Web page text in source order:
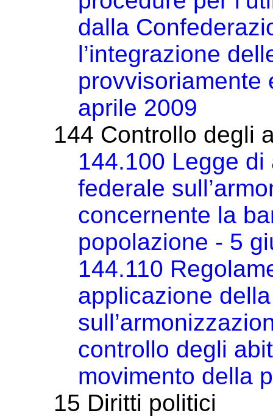
dalla
l’integrazione
provvisoriamente
aprile 2009
144 Controllo degli
144.100 Legge
federale
concernente la
popolazione - 5
144.110
applicazione
controllo degli
movimento della
15 Diritti politici